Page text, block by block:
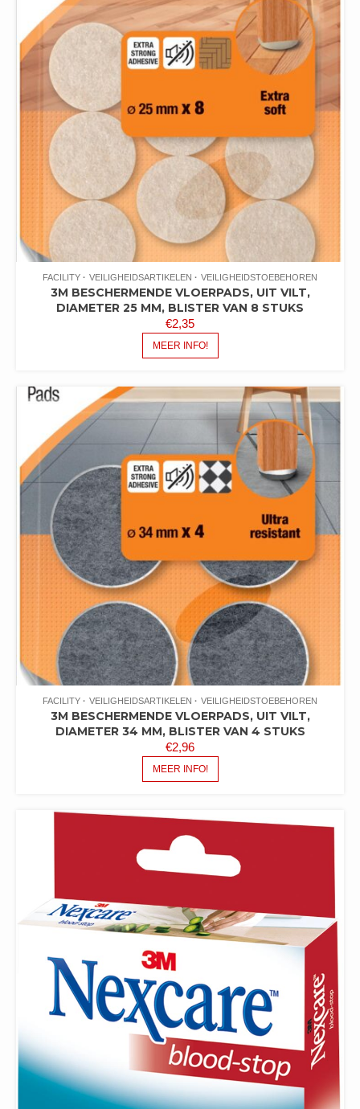
FACILITY VEILIGHEIDSARTIKELEN VEILIGHEIDSTOEBEHOREN
3M BESCHERMENDE VLOERPADS, UIT VILT,
DIAMETER 25 MM, BLISTER VAN 8 STUKS
€2,35
MEER INFO!
FACILITY VEILIGHEIDSARTIKELEN VEILIGHEIDSTOEBEHOREN
3M BESCHERMENDE VLOERPADS, UIT VILT,
DIAMETER 34 MM, BLISTER VAN 4 STUKS
€2,96
MEER INFO!